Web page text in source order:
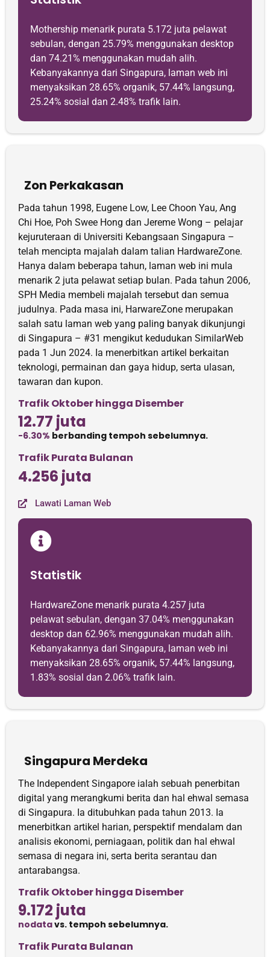
Mothership menarik purata 5.172 juta pelawat
sebulan, dengan 25.79% menggunakan desktop
dan 74.21% menggunakan mudah alih.
Kebanyakannya dari Singapura, laman web ini
menyaksikan 28.65% organik, 57.44% langsung,
25.24% sosial dan 2.48% trafik lain.
Zon Perkakasan
Pada tahun 1998, Eugene Low, Lee Choon Yau, Ang
Chi Hoe, Poh Swee Hong dan Jereme Wong – pelajar
kejuruteraan di Universiti Kebangsaan Singapura –
telah mencipta majalah dalam talian HardwareZone.
Hanya dalam beberapa tahun, laman web ini mula
menarik 2 juta pelawat setiap bulan. Pada tahun 2006,
SPH Media membeli majalah tersebut dan semua
judulnya. Pada masa ini, HarwareZone merupakan
salah satu laman web yang paling banyak dikunjungi
di Singapura – #31 mengikut kedudukan SimilarWeb
pada 1 Jun 2024. Ia menerbitkan artikel berkaitan
teknologi, permainan dan gaya hidup, serta ulasan,
tawaran dan kupon.
Trafik Oktober hingga Disember
12.77 juta
-6.30% berbanding tempoh sebelumnya.
Trafik Purata Bulanan
4.256 juta
Lawati Laman Web
Statistik
HardwareZone menarik purata 4.257 juta
pelawat sebulan, dengan 37.04% menggunakan
desktop dan 62.96% menggunakan mudah alih.
Kebanyakannya dari Singapura, laman web ini
menyaksikan 28.65% organik, 57.44% langsung,
1.83% sosial dan 2.06% trafik lain.
Singapura Merdeka
The Independent Singapore ialah sebuah penerbitan
digital yang merangkumi berita dan hal ehwal semasa
di Singapura. Ia ditubuhkan pada tahun 2013. Ia
menerbitkan artikel harian, perspektif mendalam dan
analisis ekonomi, perniagaan, politik dan hal ehwal
semasa di negara ini, serta berita serantau dan
antarabangsa.
Trafik Oktober hingga Disember
9.172 juta
nodatavs. tempoh sebelumnya.
Trafik Purata Bulanan